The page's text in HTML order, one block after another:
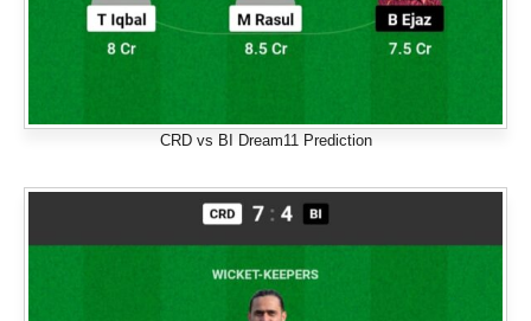
CRD vs BI Dream11 Prediction